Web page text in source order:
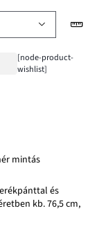
[node-product-
wishlist]
mintás
és
kb. 76,5 cm,